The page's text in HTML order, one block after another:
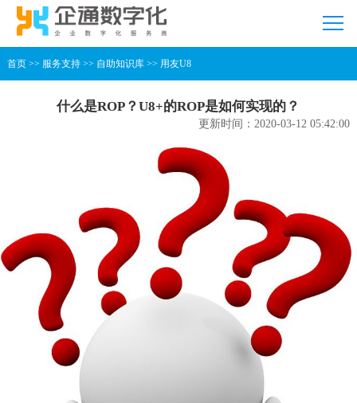
首页>> 服务支持>> 自助知识库>> 用友U8
什么是ROP？U8+的ROP是如何实现的？
更新时间：2020-03-12 05:42:00